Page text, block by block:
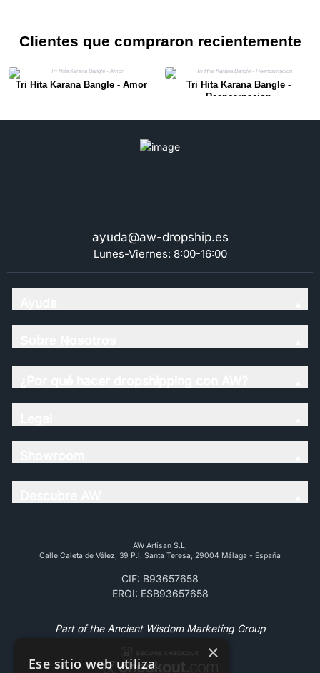
Clientes que compraron recientemente
Tri Hita Karana Bangle - Amor
Tri Hita Karana Bangle -
Reencarnacion
ayuda@aw-dropship.es
Lunes-Viernes: 8:00-16:00
AW Artisan S.L,
Calle Caleta de Vélez, 39 P.l. Santa Teresa, 29004 Málaga - España
CIF: B93657658
EROI: ESB93657658
Part of the Ancient Wisdom Marketing Group
×
Ese sitio web utiliza